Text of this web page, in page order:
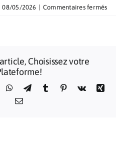
08/05/2026 Commentaires ferméssur
Choisissez votre
WhatsApp
TelegramTumblr Pinterest
Vk
Xing
Email